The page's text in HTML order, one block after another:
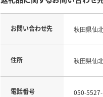
お問い合わせ先 秋田県仙
住所 秋田県仙
電話番号 050-